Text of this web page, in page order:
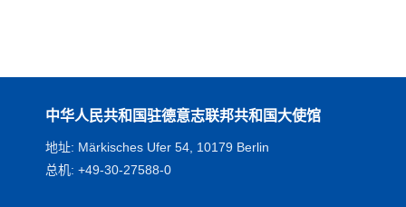
中华人民共和国驻德意志联邦共和国大使馆
地址: Märkisches Ufer 54, 10179 Berlin
总机: +49-30-27588-0